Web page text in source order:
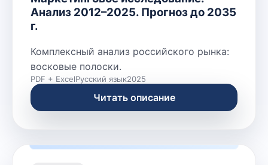
Анализ 2012–2025. Прогноз до 2035
г.
Комплексный анализ российского рынка:
восковые полоски.
PDF + ExcelРусский язык2025
Читать описание